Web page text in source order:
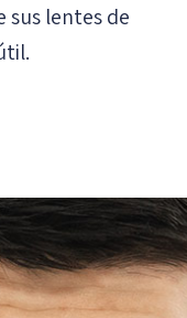
sus lentes de